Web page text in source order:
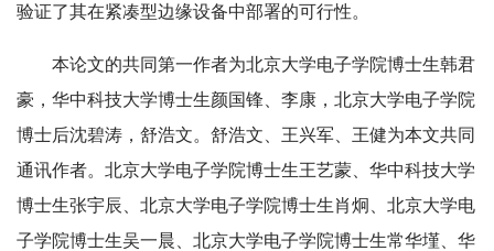
验证了其在紧凑型边缘设备中部署的可行性。
本论文的共同第一作者为北京大学电子学院博士生韩君
豪，华中科技大学博士生颜国锋、李康，北京大学电子学院
博士后沈碧涛，舒浩文。舒浩文、王兴军、王健为本文共同
通讯作者。北京大学电子学院博士生王艺蒙、华中科技大学
博士生张宇辰、北京大学电子学院博士生肖炯、北京大学电
子学院博士生吴一晨、北京大学电子学院博士生常华墐、华